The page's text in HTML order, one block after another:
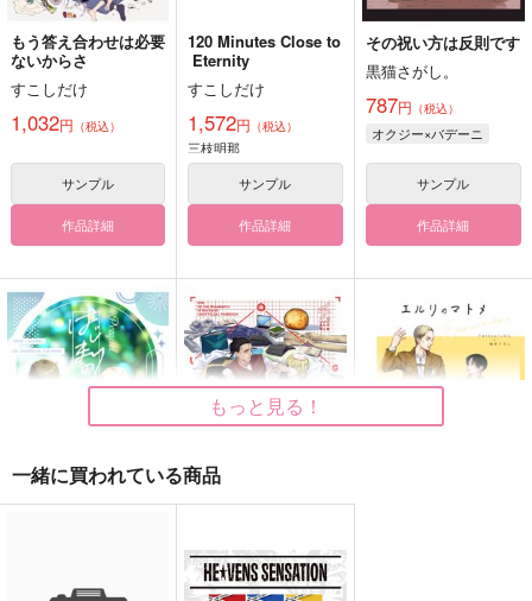
もう答え合わせは必要
ないからさ
すこしだけ
1,032円 （税込）
サンプル
作品詳細
120 Minutes Close to
Eternity
すこしだけ
1,572円 （税込）
三枝明那
サンプル
作品詳細
その祝い方は反則です
黒猫さがし。
787円 （税込）
オクジー×バデーニ
サンプル
作品詳細
黒猫さがし。
もっと見る！
一緒に買われている商品